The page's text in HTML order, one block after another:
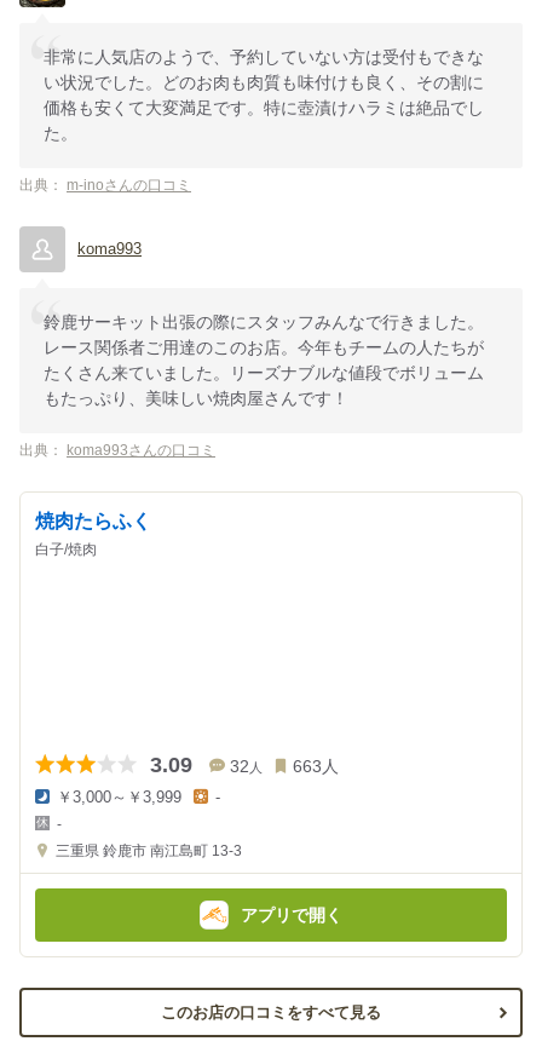
非常に人気店のようで、予約していない方は受付もできな
い状況でした。どのお肉も肉質も味付けも良く、その割に
価格も安くて大変満足です。特に壺漬けハラミは絶品でし
た。
出典： m-inoさんの口コミ
koma993
鈴鹿サーキット出張の際にスタッフみんなで行きました。
レース関係者ご用達のこのお店。今年もチームの人たちが
たくさん来ていました。リーズナブルな値段でボリューム
もたっぷり、美味しい焼肉屋さんです！
出典： koma993さんの口コミ
焼肉たらふく
白子/焼肉
3.09 32 人 663 人
夜
の
金
￥3,000～￥3,999
金
額
-
-
三重県 鈴鹿市 南江島町 13-3
アプリで開く
このお店の口コミをすべて見る